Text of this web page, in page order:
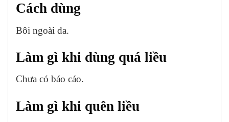
Cách dùng
Bôi ngoài da.
Làm gì khi dùng quá liều
Chưa có báo cáo.
Làm gì khi quên liều